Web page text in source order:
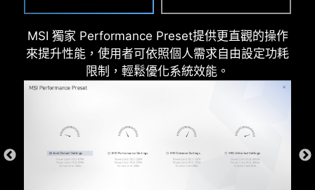
MSI 獨家 Performance Preset提供更直觀的操作
來提升性能，使用者可依照個人需求自由設定功耗
限制，輕鬆優化系統效能。
capabilities.
* The image above is an illustrative reference. Please
過電流保護